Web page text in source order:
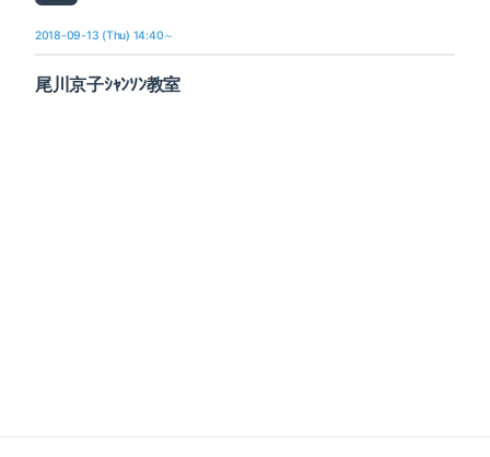
2018-09-13 (Thu) 14:40～
尾川京子ｼｬﾝｿﾝ教室